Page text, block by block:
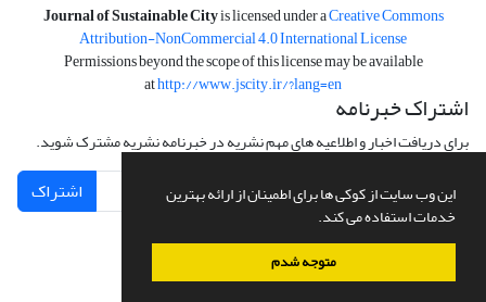
این وب سایت از کوکی ها برای اطمینان از ارائه بهترین
خدمات استفاده می کند.
متوجه شدم
Journal of Sustainable Cityis licensed under aCreative Commons
Attribution-NonCommercial 4.0 International License
Permissions beyond the scope of this license may be available
athttp://www.jscity.ir/?lang=en
اشتراک خبرنامه
برای دریافت اخبار و اطلاعیه های مهم نشریه در خبرنامه نشریه مشترک شوید.
اشتراک
سامانه مدیریت نشریات علمی.طراحی و پیاده سازی ازسیناوب